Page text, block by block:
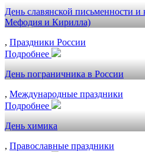
День славянской письменности и
Мефодия и Кирилла)
, Праздники России
Подробнее
День пограничника в России
, Международные праздники
Подробнее
День химика
, Православные праздники